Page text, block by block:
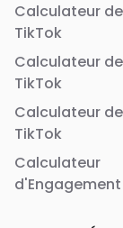
Calculateur
TikTok
Calculateur
TikTok
Calculateur
TikTok
Calculateur